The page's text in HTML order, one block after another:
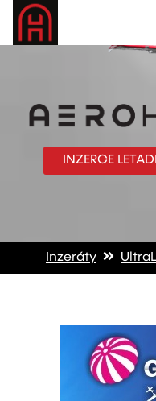
INZERCE
Inzeráty